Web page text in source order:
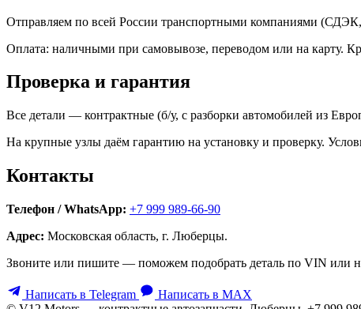
Отправляем по всей России транспортными компаниями
Оплата: наличными при самовывозе, переводом или на карту.
Проверка и гарантия
Все детали — контрактные (б/у, с разборки автомобилей из
На крупные узлы даём гарантию на установку и проверку.
Контакты
Телефон / WhatsApp: +7 999 989-66-90
Адрес: Московская область, г. Люберцы.
Звоните или пишите — поможем подобрать деталь по VIN или
Написать в Telegram
Написать в MAX